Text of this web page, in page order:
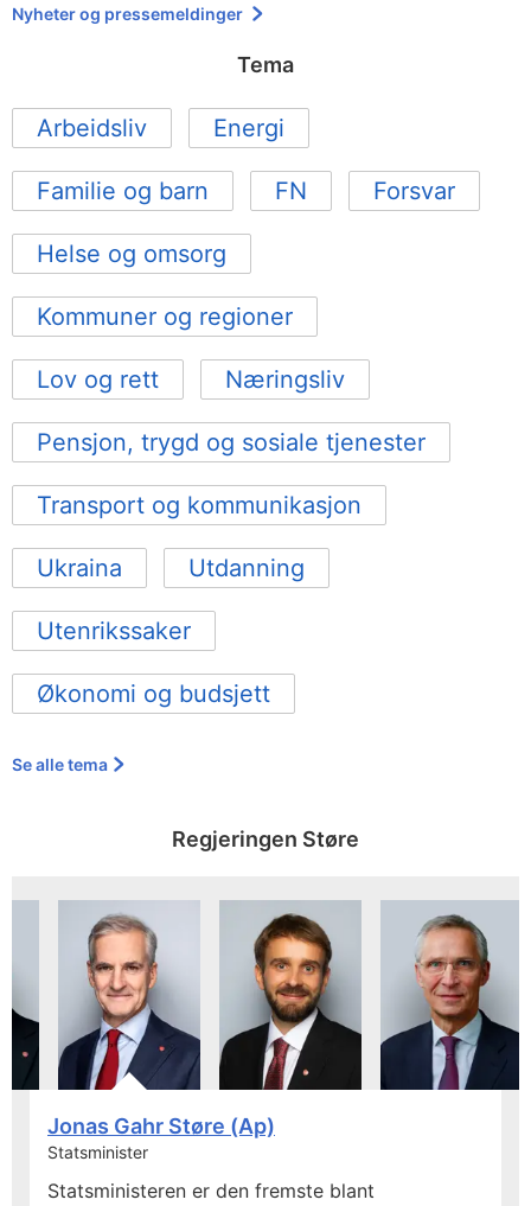
Nyheter og pressemeldinger
Tema
Arbeidsliv Energi
Familie og barn FN Forsvar
Helse og omsorg
Kommuner og regioner
Lov og rett Næringsliv
Pensjon, trygd og sosiale tjenester
Transport og kommunikasjon
Ukraina Utdanning
Utenrikssaker
Økonomi og budsjett
Se alle tema
Regjeringen Støre
Jonas Gahr Støre (Ap)
Statsminister
Statsministeren er den fremste blant